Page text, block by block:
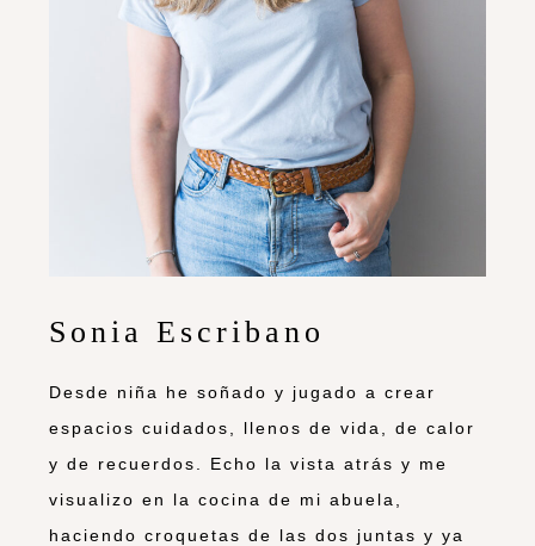
Sonia Escribano
Desde niña he soñado y jugado a crear
espacios cuidados, llenos de vida, de calor
y de recuerdos. Echo la vista atrás y me
visualizo en la cocina de mi abuela,
haciendo croquetas de las dos juntas y ya